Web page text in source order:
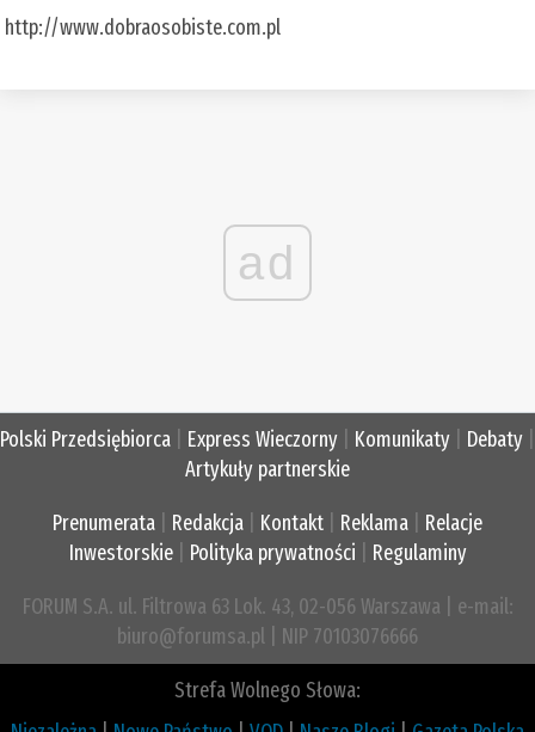
http://www.dobraosobiste.com.pl
ad
Polski Przedsiębiorca Express Wieczorny Komunikaty Debaty
Artykuły partnerskie
Prenumerata Redakcja Kontakt Reklama
Relacje
Inwestorskie| Polityka prywatności Regulaminy
FORUM S.A. ul. Filtrowa 63 Lok. 43, 02-056 Warszawa | e-mail:
biuro@forumsa.pl | NIP 70103076666
Strefa Wolnego Słowa: